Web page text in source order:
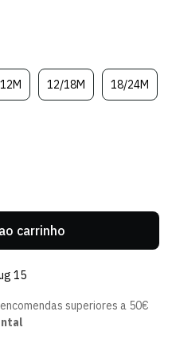
Variante
Esgotada
12/18MVariante
Esgotada
18/24MVariante
carrinho
15
superiores a 50€